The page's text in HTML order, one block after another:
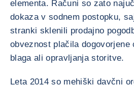
elementa. Računi so zato
dokaza v sodnem postopku,
stranki sklenili prodajno
obveznost plačila dogovorjene
blaga ali opravljanja storitve.
Leta 2014 so mehiški davčni